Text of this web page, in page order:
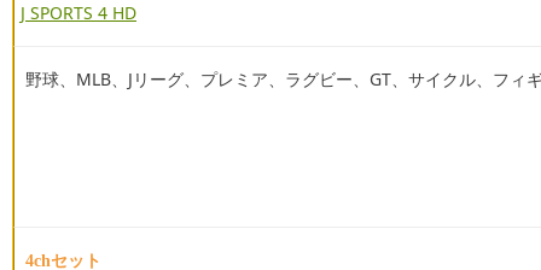
J SPORTS 4 HD
野球、MLB、Jリーグ、プレミア、ラグビー、GT、サイクル、フィ
4chセット